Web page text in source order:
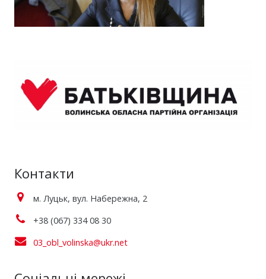
Контакти
м. Луцьк, вул. Набережна, 2
+38 (067) 334 08 30
03_obl_volinska@ukr.net